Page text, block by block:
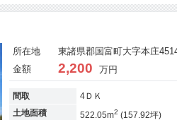
所在地
東諸県郡国富町大字本庄
金額
2,200 万円
間取
4ＤＫ
土地面積
522.05m2 (157.92坪)